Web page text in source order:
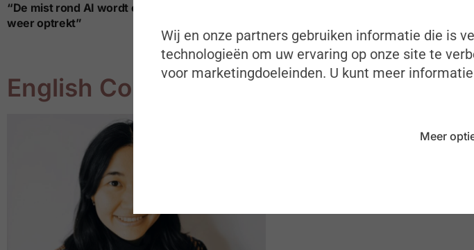
“De mist rond AI wordt eerst nog dichter voor ze
weer optrekt”
English Content
Wij en onze partners gebruiken informatie die is
technologieën om uw ervaring op onze site te
voor marketingdoeleinden. U kunt meer
Meer